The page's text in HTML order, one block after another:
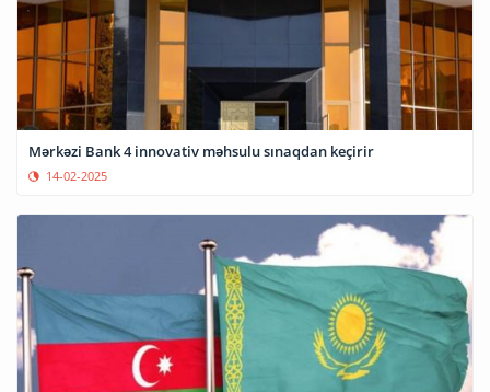
Mərkəzi Bank 4 innovativ məhsulu sınaqdan keçirir
14-02-2025